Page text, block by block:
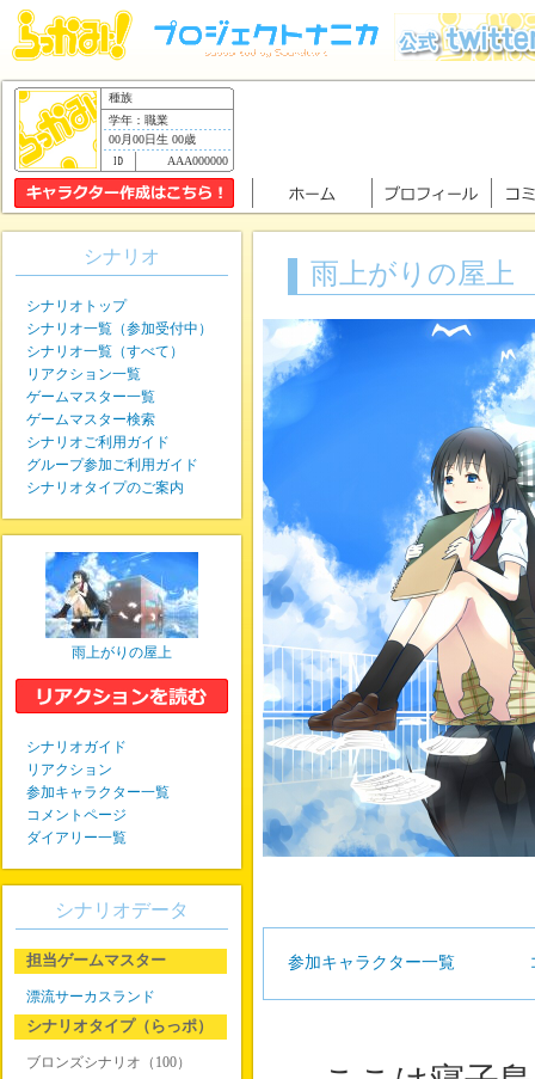
種族
学年：職業
00月00日生 00歳
AAA000000
雨上がりの屋上
参加キャラクター一覧
シナリオ
シナリオトップ
シナリオ一覧（参加受付中）
シナリオ一覧（すべて）
リアクション一覧
ゲームマスター一覧
ゲームマスター検索
シナリオご利用ガイド
グループ参加ご利用ガイド
シナリオタイプのご案内
雨上がりの屋上
シナリオガイド
リアクション
参加キャラクター一覧
コメントページ
ダイアリー一覧
シナリオデータ
担当ゲームマスター
漂流サーカスランド
シナリオタイプ（らっポ）
ブロンズシナリオ（100）